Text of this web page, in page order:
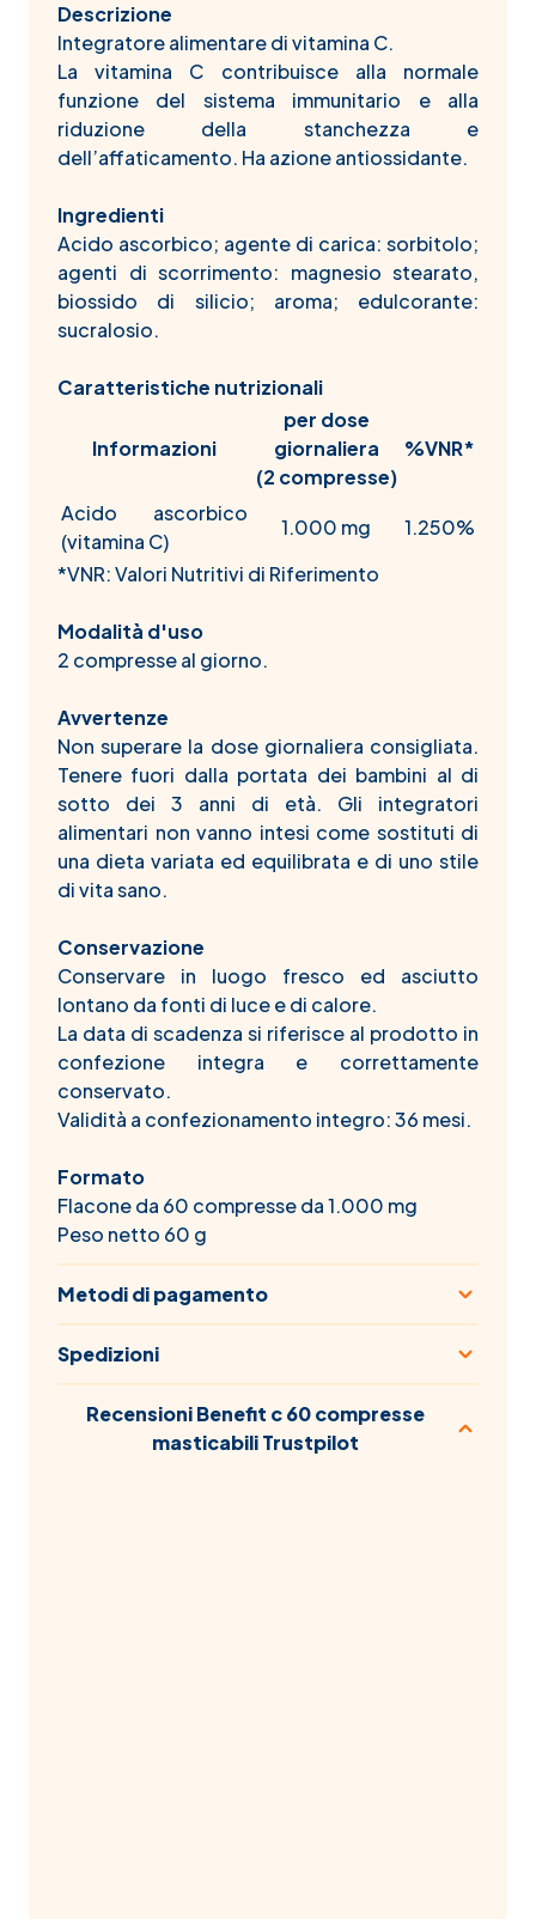
Descrizione
Integratore alimentare di vitamina C.
La vitamina C contribuisce alla normale
funzione del sistema immunitario e alla
riduzione della stanchezza e
dell’affaticamento. Ha azione antiossidante.
Ingredienti
Acido ascorbico; agente di carica: sorbitolo;
agenti di scorrimento: magnesio stearato,
biossido di silicio; aroma; edulcorante:
sucralosio.
Caratteristiche nutrizionali
Informazioni
per dose
giornaliera
(2 compresse)
%VNR*
Acido ascorbico
(vitamina C)
1.000 mg
1.250%
*VNR: Valori Nutritivi di Riferimento
Modalità d'uso
2 compresse al giorno.
Avvertenze
Non superare la dose giornaliera consigliata.
Tenere fuori dalla portata dei bambini al di
sotto dei 3 anni di età. Gli integratori
alimentari non vanno intesi come sostituti di
una dieta variata ed equilibrata e di uno stile
di vita sano.
Conservazione
Conservare in luogo fresco ed asciutto
lontano da fonti di luce e di calore.
La data di scadenza si riferisce al prodotto in
confezione integra e correttamente
conservato.
Validità a confezionamento integro: 36 mesi.
Formato
Flacone da 60 compresse da 1.000 mg
Peso netto 60 g
Metodi di pagamento
Spedizioni
Recensioni Benefit c 60 compresse
masticabili Trustpilot